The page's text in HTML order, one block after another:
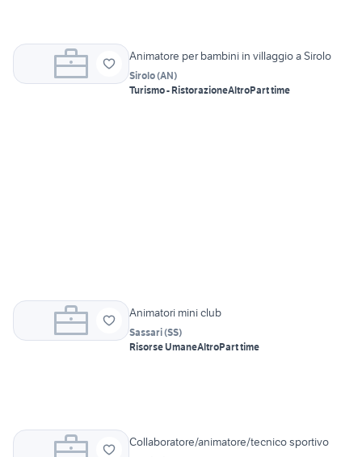
Animatore per bambini in villaggio a Sirolo
Sirolo(AN)
Turismo - RistorazioneAltroPart time
Animatori mini club
Sassari(SS)
Risorse UmaneAltroPart time
Collaboratore/animatore/tecnico sportivo